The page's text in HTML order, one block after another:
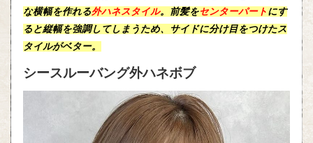
な横幅を作れる外ハネスタイル。 前髪をセンターパート にす
ると縦幅を強調してしまうため、サイドに分け目をつけたス
タイルがベター。
シースルーバング外ハネボブ